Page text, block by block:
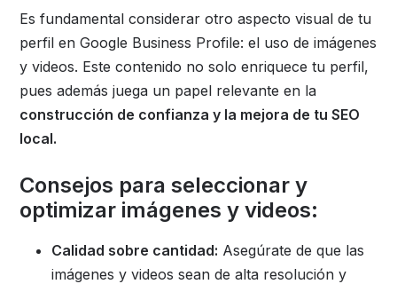
Es fundamental considerar otro aspecto visual de tu
perfil en Google Business Profile: el uso de imágenes
y videos. Este contenido no solo enriquece tu perfil,
pues además juega un papel relevante en la
construcción de confianza y la mejora de tu SEO
local.
Consejos para seleccionar y
optimizar imágenes y videos:
Calidad sobre cantidad: Asegúrate de que las
imágenes y videos sean de alta resolución y